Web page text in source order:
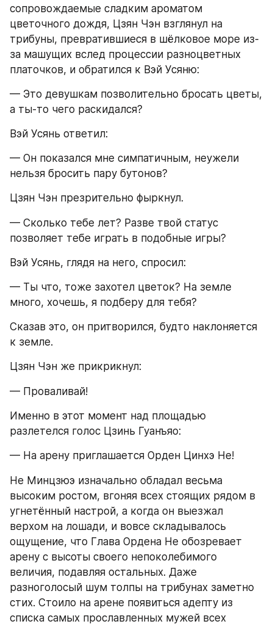
сопровождаемые сладким ароматом
цветочного дождя, Цзян Чэн взглянул на
трибуны, превратившиеся в шёлковое море из-
за машущих вслед процессии разноцветных
платочков, и обратился к Вэй Усяню:
— Это девушкам позволительно бросать цветы,
а ты-то чего раскидался?
Вэй Усянь ответил:
— Он показался мне симпатичным, неужели
нельзя бросить пару бутонов?
Цзян Чэн презрительно фыркнул.
— Сколько тебе лет? Разве твой статус
позволяет тебе играть в подобные игры?
Вэй Усянь, глядя на него, спросил:
— Ты что, тоже захотел цветок? На земле
много, хочешь, я подберу для тебя?
Сказав это, он притворился, будто наклоняется
к земле.
Цзян Чэн же прикрикнул:
— Проваливай!
Именно в этот момент над площадью
разлетелся голос Цзинь Гуанъяо:
— На арену приглашается Орден Цинхэ Не!
Не Минцзюэ изначально обладал весьма
высоким ростом, вгоняя всех стоящих рядом в
угнетённый настрой, а когда он выезжал
верхом на лошади, и вовсе складывалось
ощущение, что Глава Ордена Не обозревает
арену с высоты своего непоколебимого
величия, подавляя остальных. Даже
разноголосый шум толпы на трибунах заметно
стих. Стоило на арене появиться адепту из
списка самых прославленных мужей всех